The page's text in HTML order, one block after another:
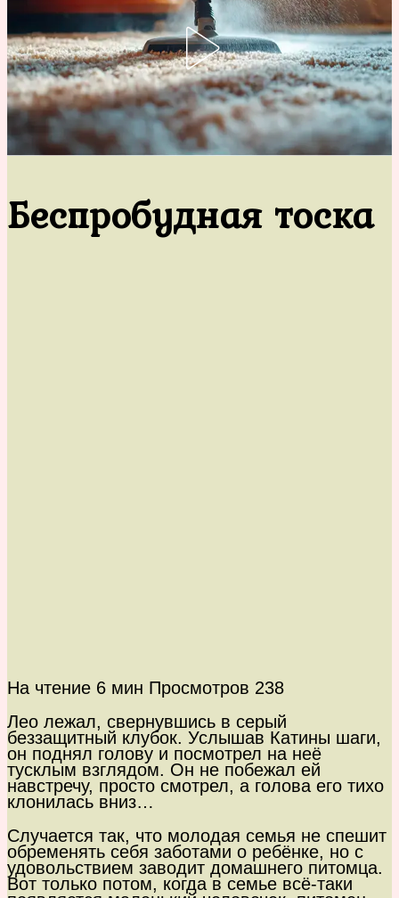
Беспробудная тоска
На чтение 6 мин Просмотров 238
Лео лежал, свернувшись в серый
беззащитный клубок. Услышав Катины шаги,
он поднял голову и посмотрел на неё
тусклым взглядом. Он не побежал ей
навстречу, просто смотрел, а голова его тихо
клонилась вниз…
Случается так, что молодая семья не спешит
обременять себя заботами о ребёнке, но с
удовольствием заводит домашнего питомца.
Вот только потом, когда в семье всё-таки